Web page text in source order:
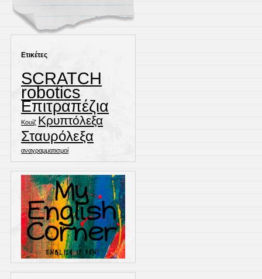
Ετικέτες
SCRATCH
robotics
Επιτραπέζια
Κουίζ Κρυπτόλεξα
Σταυρόλεξα
αναγραμματισμοί